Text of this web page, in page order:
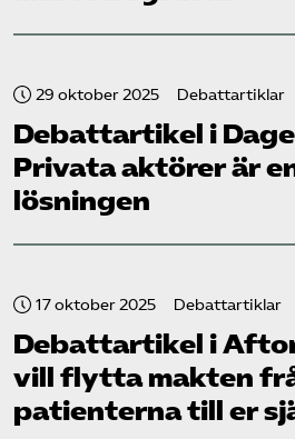
29 oktober 2025 Debattartiklar
Debattartikel i
Privata aktörer är
lösningen
17 oktober 2025 Debattartiklar
Debattartikel i
vill flytta makten
patienterna till er